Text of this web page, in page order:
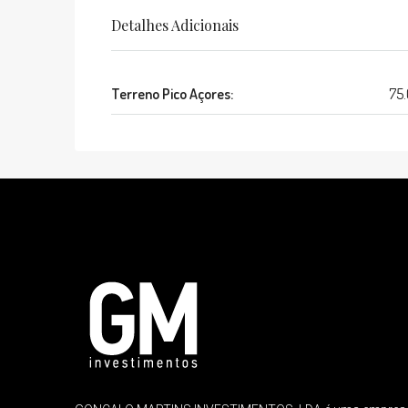
Detalhes Adicionais
Terreno Pico Açores: